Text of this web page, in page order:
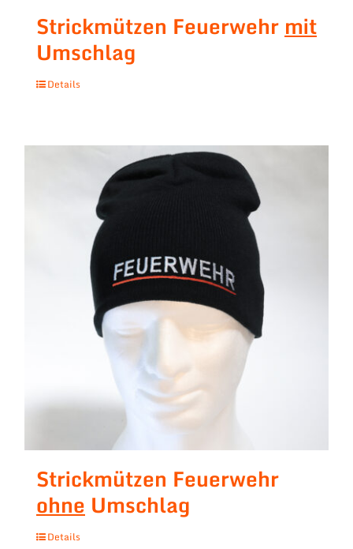
Strickmützen Feuerwehr mit
Umschlag
Details
Strickmützen Feuerwehr
ohne Umschlag
Details